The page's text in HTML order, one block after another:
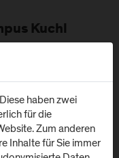
Kuchl
& Kontakt
haben zwei
für die
Zum anderen
Inhalte für Sie immer